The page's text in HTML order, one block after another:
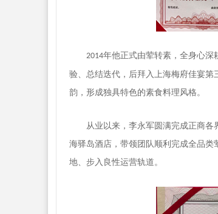
2014年他正式由荤转素，全身心深
验、总结迭代，后拜入上海梅府佳宴
韵，形成独具特色的素食料理风格。
从业以来，李永军圆满完成正商
海驿岛酒店，带领团队顺利完成全品
地、步入良性运营轨道。